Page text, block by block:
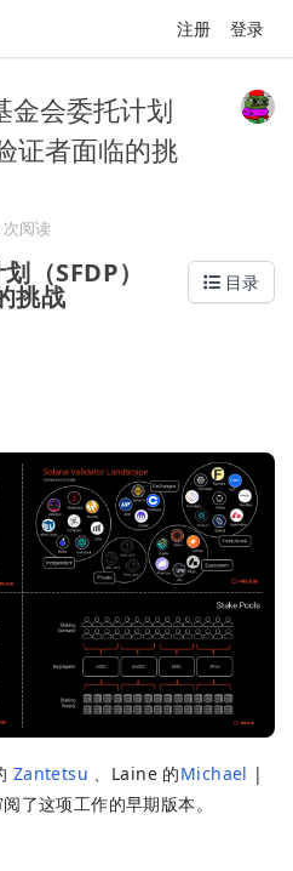
注册 登录
金会委托计划
证者面临的挑
次阅读
目录
（SFDP）
挑战
Zantetsu 、Laine 的Michael |
了这项工作的早期版本。